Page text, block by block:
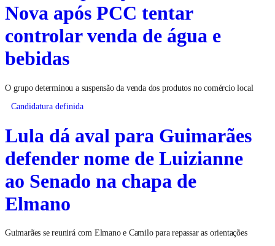
Nova após PCC tentar
controlar venda de água e
bebidas
O grupo determinou a suspensão da venda dos produtos no comércio local
Candidatura definida
Lula dá aval para Guimarães
defender nome de Luizianne
ao Senado na chapa de
Elmano
Guimarães se reunirá com Elmano e Camilo para repassar as orientações